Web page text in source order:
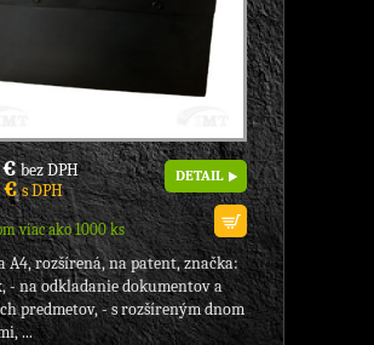
€bez DPH
€s DPH
viac ako 1000 ks
DETAIL
A4, rozšírená, na patent, značka:
- na odkladanie dokumentov a
predmetov, - s rozšíreným dnom
...